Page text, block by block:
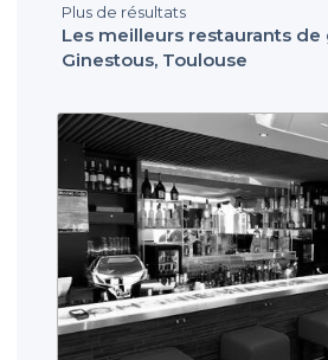
Plus de résultats
Les meilleurs restaurants de
Ginestous, Toulouse